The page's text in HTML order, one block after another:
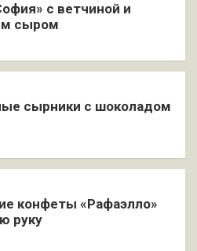
с ветчиной и
сыром
сырники с шоколадом
конфеты «Рафаэлло»
руку